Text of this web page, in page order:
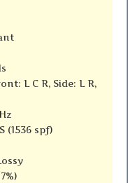
L C R, Side: L R,
(1536 spf)